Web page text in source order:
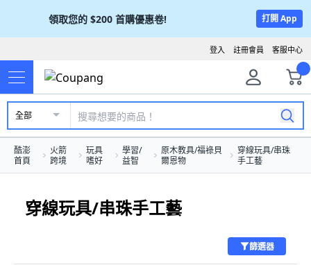
領取您的 $200 首購優惠卷! 打開 App
客服中心
註冊會員
登入
全部
酷澎
首頁
火箭
跨境
玩具
嗜好
學習/
益智
原木教具/福祿貝
爾恩物
穿線玩具/串珠
手工藝
穿線玩具/串珠手工藝
篩選器